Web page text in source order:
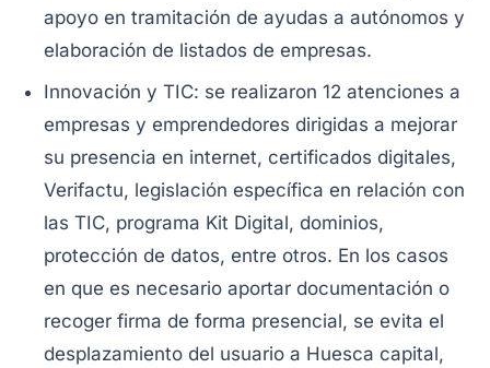
apoyo en tramitación de ayudas a autónomos y
elaboración de listados de empresas.
Innovación y TIC: se realizaron 12 atenciones a
empresas y emprendedores dirigidas a mejorar
su presencia en internet, certificados digitales,
Verifactu, legislación específica en relación con
las TIC, programa Kit Digital, dominios,
protección de datos, entre otros. En los casos
en que es necesario aportar documentación o
recoger firma de forma presencial, se evita el
desplazamiento del usuario a Huesca capital,